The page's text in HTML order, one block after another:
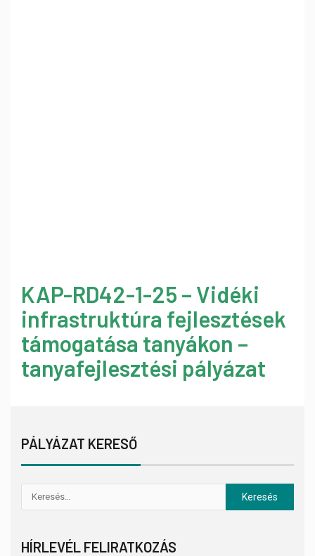
KAP-RD42-1-25 – Vidéki
infrastruktúra fejlesztések
támogatása tanyákon –
tanyafejlesztési pályázat
PÁLYÁZAT KERESŐ
HÍRLEVÉL FELIRATKOZÁS